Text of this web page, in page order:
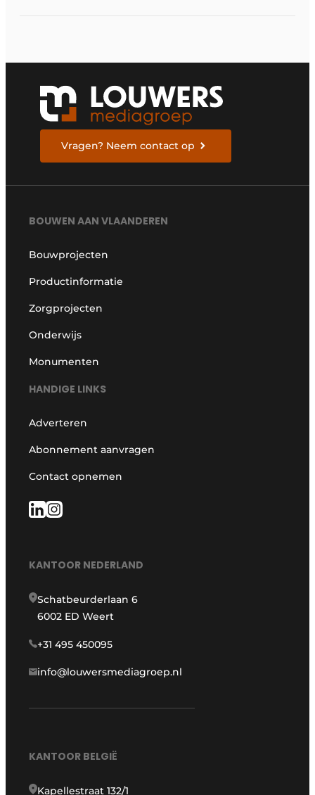
Vragen? Neem contact op
BOUWEN AAN VLAANDEREN
Bouwprojecten
Productinformatie
Zorgprojecten
Onderwijs
Monumenten
HANDIGE LINKS
Adverteren
Abonnement aanvragen
Contact opnemen
KANTOOR NEDERLAND
Schatbeurderlaan 6
6002 ED Weert
+31 495 450095
info@louwersmediagroep.nl
KANTOOR BELGIË
Kapellestraat 132/1